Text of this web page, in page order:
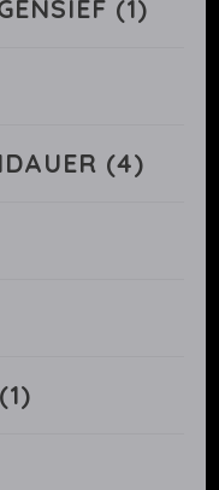
(1)
(4)
(1)